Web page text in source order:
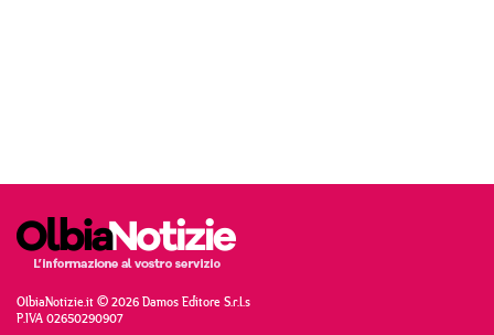
OlbiaNotizie.it © 2026 Damos Editore S.r.l.s
P.IVA 02650290907